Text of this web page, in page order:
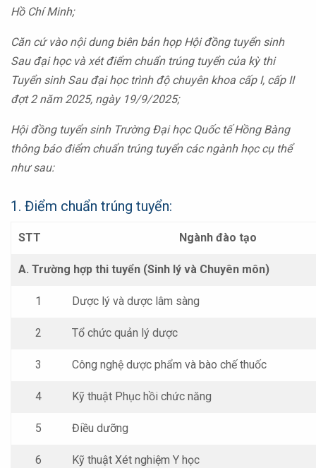
Hồ Chí Minh;
Căn cứ vào nội dung biên bản họp Hội đồng tuyển sinh
Sau đại học và xét điểm chuẩn trúng tuyển của kỳ thi
Tuyển sinh Sau đại họctrình độ chuyên khoa cấp I, cấp II
đợt 2 năm 2025, ngày 19/9/2025;
Hội đồng tuyển sinh Trường Đại học Quốc tế Hồng Bàng
thông báo điểm chuẩn trúng tuyển các ngành học cụ thể
như sau:
1. Điểm chuẩn trúng tuyển:
STT Ngành đào tạo
A. Trường hợp thi tuyển (Sinh lý và Chuyên môn)
1 Dược lý và dược lâm sàng
2 Tổ chức quản lý dược
3 Công nghệ dược phẩm và bào chế thuốc
4 Kỹ thuật Phục hồi chức năng
5 Điều dưỡng
6 Kỹ thuật Xét nghiệm Y học